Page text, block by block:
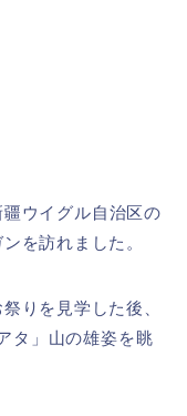
ウイグル自治区の
を訪れました。
りを見学した後、
タ」山の雄姿を眺